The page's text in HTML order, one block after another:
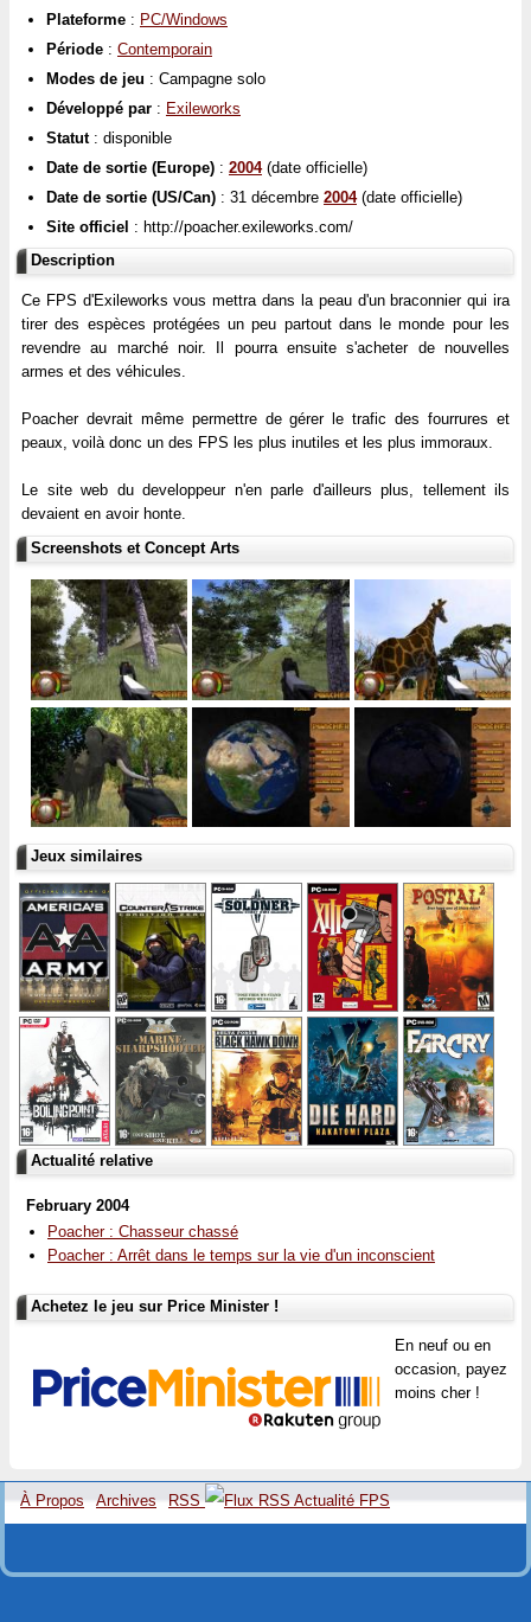
Plateforme : PC/Windows
Période : Contemporain
Modes de jeu : Campagne solo
Développé par : Exileworks
Statut: disponible
Date de sortie (Europe) : 2004(date officielle)
Date de sortie (US/Can) : 31 décembre 2004(date officielle)
Site officiel : http://poacher.exileworks.com/
Description
Ce FPS d'Exileworks vous mettra dans la peau d'un braconnier qui ira
tirer des espèces protégées un peu partout dans le monde pour les
revendre au marché noir. Il pourra ensuite s'acheter de nouvelles
armes et des véhicules.
Poacher devrait même permettre de gérer le trafic des fourrures et
peaux, voilà donc un des FPS les plus inutiles et les plus immoraux.
Le site web du developpeur n'en parle d'ailleurs plus, tellement ils
devaient en avoir honte.
Screenshots et Concept Arts
Jeux similaires
Actualité relative
February 2004
Poacher : Chasseur chassé
Poacher : Arrêt dans le temps sur la vie d'un inconscient
Achetez le jeu sur Price Minister !
En neuf ou en
occasion, payez
moins cher !
À Propos Archives RSS